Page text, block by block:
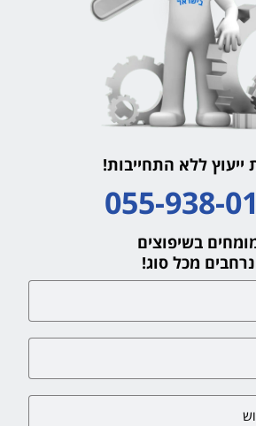
ייעוץ ללא התחייבות!
055-938-
בשיפוצים
נרחבים מכל סוג!